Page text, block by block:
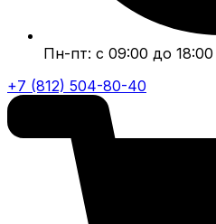
Пн-пт: с 09:00 до 18:00
+7 (812) 504-80-40